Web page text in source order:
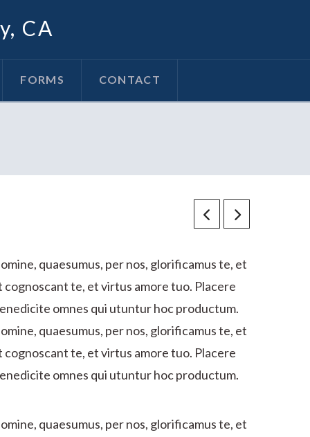
CA
FORMS CONTACT
quaesumus, per nos, glorificamus te, et
cognoscant te, et virtus amore tuo. Placere
omnes qui utuntur hoc productum.
quaesumus, per nos, glorificamus te, et
cognoscant te, et virtus amore tuo. Placere
omnes qui utuntur hoc productum.
quaesumus, per nos, glorificamus te, et